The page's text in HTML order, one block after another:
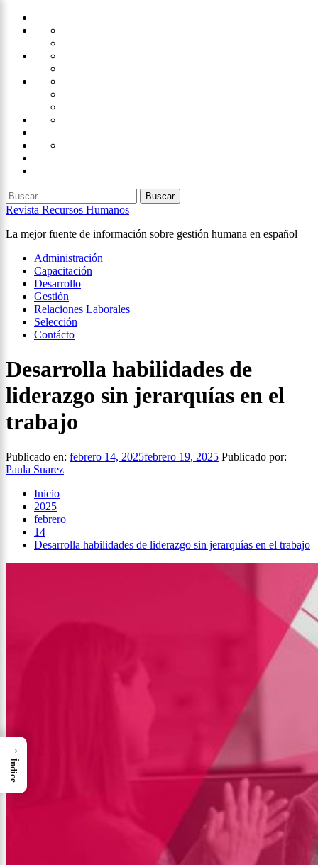
Saltar
Administración
Capacitación
Desarrollo
Gestión
Laborales
Selección
Buscar:
Revista Recursos Humanos
La mejor fuente de información sobre gestión humana en español
Menú
principal
Administración
Capacitación
Desarrollo
Gestión
Relaciones Laborales
Selección
Contácto
Desarrolla habilidades de
liderazgo sin jerarquías en el
trabajo
Publicado en: febrero 14, 2025febrero 19, 2025 Publicado por:
Paula Suarez
Inicio
2025
febrero
14
Desarrolla habilidades de liderazgo sin jerarquías en el trabajo
→
Índice